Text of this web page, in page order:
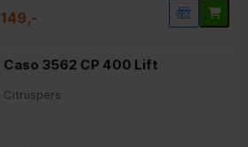
149,-
Caso 3562 CP 400 Lift
Citruspers